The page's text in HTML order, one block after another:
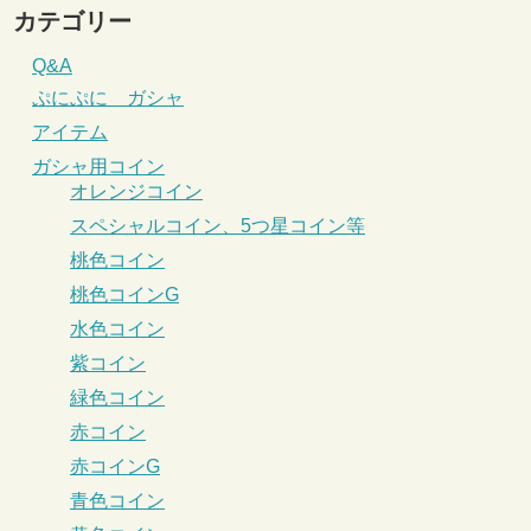
カテゴリー
Q&A
ぷにぷに ガシャ
アイテム
ガシャ用コイン
オレンジコイン
スペシャルコイン、5つ星コイン等
桃色コイン
桃色コインG
水色コイン
紫コイン
緑色コイン
赤コイン
赤コインG
青色コイン